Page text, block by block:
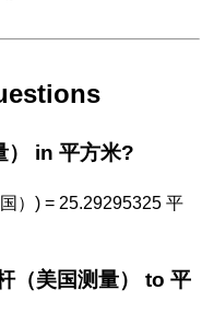
） in 平方米?
）) = 25.29295325 平
（美国测量） to 平